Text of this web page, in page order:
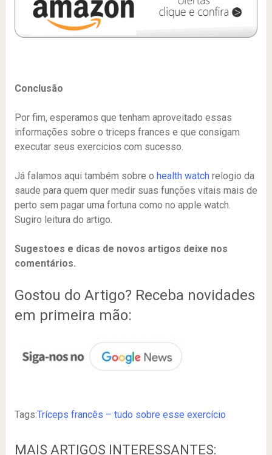
Conclusão
Por fim, esperamos que tenham aproveitado essas
informações sobre o triceps frances e que consigam
executar seus exercicios com sucesso.
Já falamos aqui também sobre o health watchrelogio da
saude para quem quer medir suas funções vitais mais de
perto sem pagar uma fortuna como no apple watch.
Sugiro leitura do artigo.
Sugestoes e dicas de novos artigos deixe nos
comentários.
Gostou do Artigo? Receba novidades
em primeira mão:
Tags:Tríceps francês – tudo sobre esse exercício
MAIS ARTIGOS INTERESSANTES: